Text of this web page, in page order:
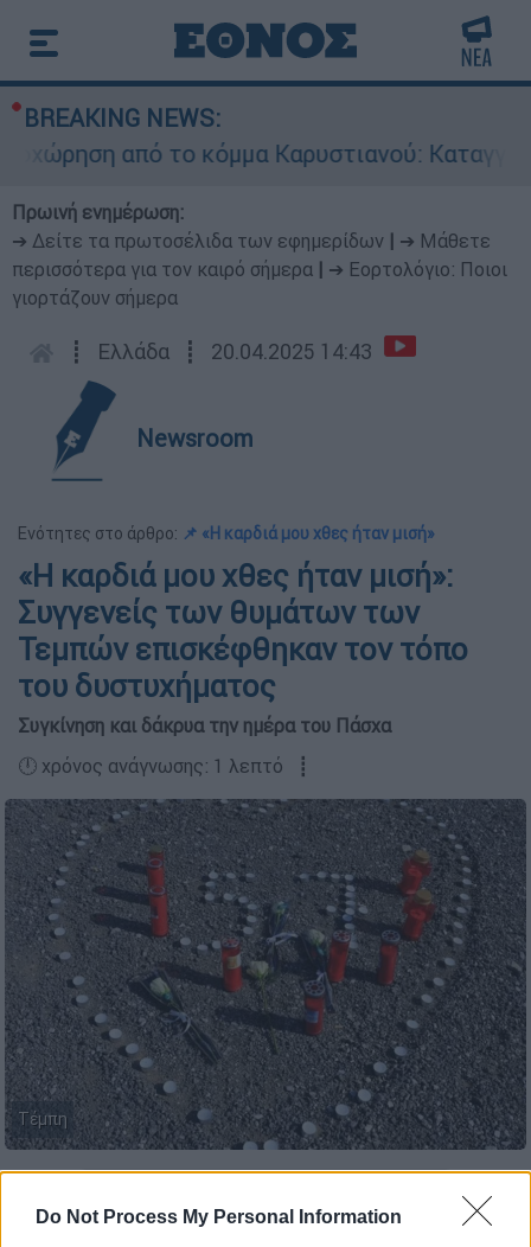
Do Not Process My Personal Information
BREAKING NEWS:
από το κόμμα Καρυστιανού:
Πρωινή ενημέρωση:
➔ Δείτε τα πρωτοσέλιδα των εφημερίδων
➔ Μάθετε
περισσότερα για τον καιρό σήμερα
➔ Εορτολόγιο: Ποιοι
γιορτάζουν σήμερα
┋ Ελλάδα ┋ 20.04.2025 14:43
Newsroom
Ενότητες στο άρθρο: 📌 «Η καρδιά μου χθες ήταν μισή»
«Η καρδιά μου χθες ήταν μισή»:
Συγγενείς των θυμάτων των
Τεμπών επισκέφθηκαν τον τόπο
του δυστυχήματος
Συγκίνηση και δάκρυα την ημέρα του Πάσχα
🕛 χρόνος ανάγνωσης: 1 λεπτό ┋
Τέμπη